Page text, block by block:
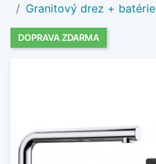
Granitový drez + batérie
DOPRAVA ZDARMA